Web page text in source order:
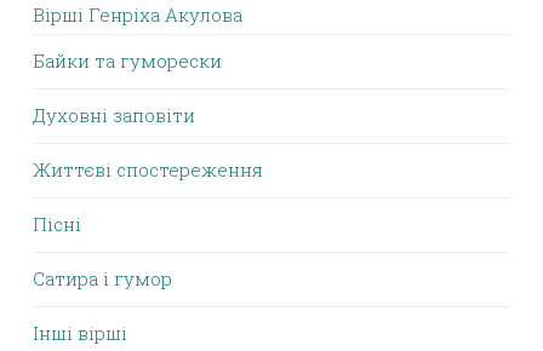
Вірші Генріха Акулова
Байки та гуморески
Духовні заповіти
Життєві спостереження
Пісні
Сатира і гумор
Інші вірші